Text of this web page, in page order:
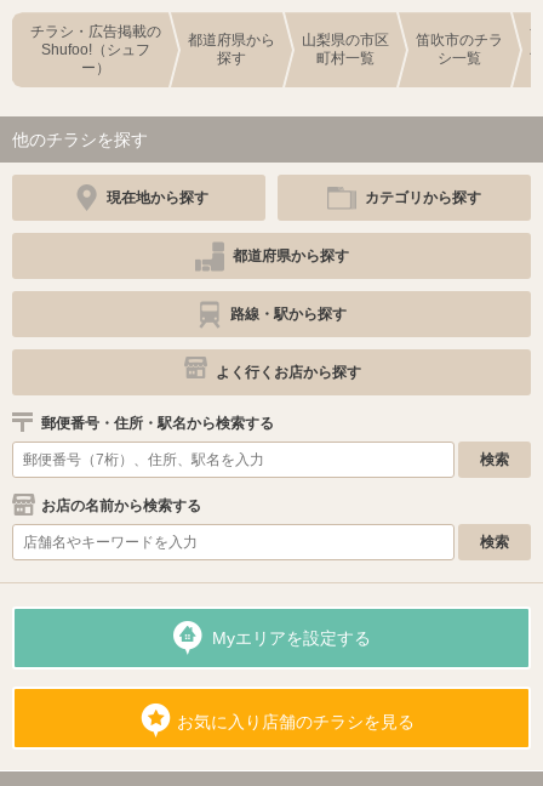
チラシ・広告掲載の
Shufoo!（シュフ
ー）
都道府県から
探す
山梨県の市区
町村一覧
笛吹市のチラ
シ一覧
他のチラシを探す
現在地から探す カテゴリから探す
都道府県から探す
路線・駅から探す
よく行くお店から探す
郵便番号・住所・駅名から検索する
お店の名前から検索する
Myエリアを設定する
お気に入り店舗のチラシを見る